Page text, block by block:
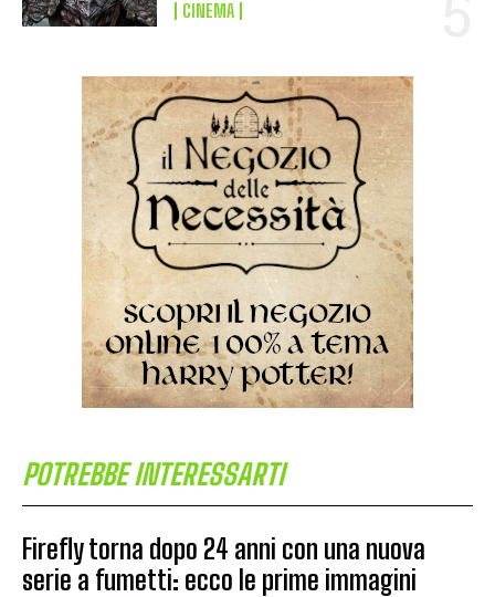
CINEMA
POTREBBE INTERESSARTI
Firefly torna dopo 24 anni con una nuova
serie a fumetti: ecco le prime immagini